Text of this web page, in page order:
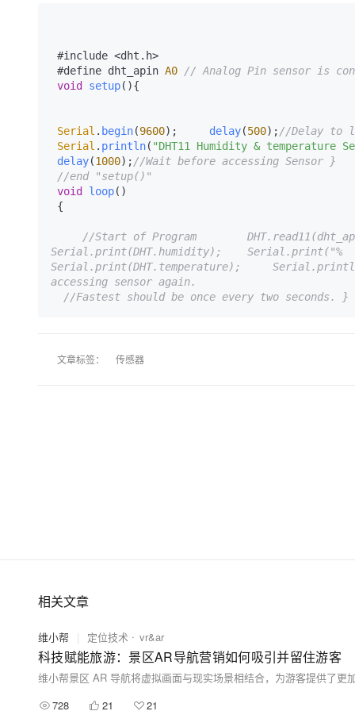
#include <dht. h>
#define dht_apin A0
// Analog Pin sensor is
void
setup( ){
Serial . begin(9600); delay(500); //Delay to
Serial . println( "DHT11 Humidity & temperature
delay(1000); //Wait before accessing Sensor }
//end "setup()"
void
loop( )
//Start of Program
Serial.print(DHT.humidity);
Serial.print(DHT.temperature);
accessing sensor again.
//Fastest should be once every two seconds. }
文章标签： 传感器
相关文章
维小帮 | 定位技术 vr&ar
科技赋能旅游：景区AR导航营销如何吸引并留住游客
728 21 21